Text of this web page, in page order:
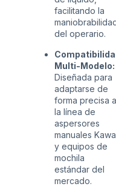
facilitando la
del operario.
Multi-Modelo:
Diseñada para
adaptarse de
forma precisa a
la línea de
aspersores
manuales Kawa
y equipos de
mochila
estándar del
mercado.